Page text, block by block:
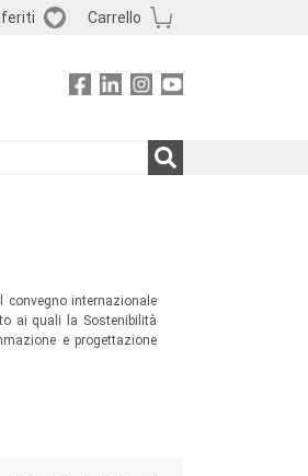
Carrello
convegno internazionale
ai quali la Sostenibilità
e progettazione